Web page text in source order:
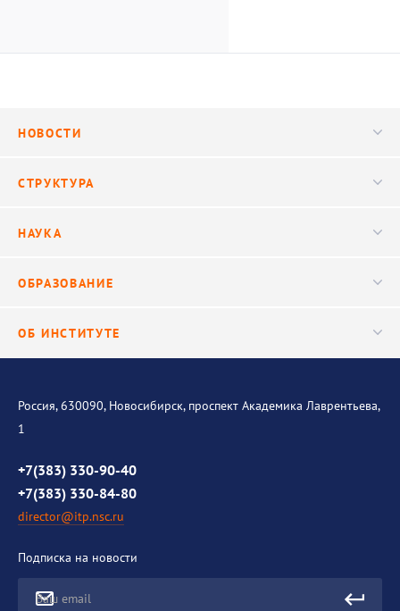
НОВОСТИ
Видео
СТРУКТУРА
Научные подразделения
НАУКА
Исследования
ОБРАЗОВАНИЕ
ОБ ИНСТИТУТЕ
История института
Контакты
Противодействие коррупции
Россия, 630090, Новосибирск, проспект Академика Лаврентьева,
1
+7(383) 330-90-40
+7(383) 330-84-80
director@itp.nsc.ru
Подписка на новости
Ваш email